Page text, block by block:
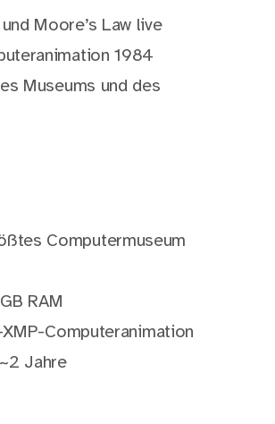
Moore’s Law live
1984
Museums und des
Computermuseum
RAM
Computeranimation
Jahre